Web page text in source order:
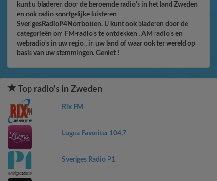
kunt u bladeren door de beroemde radio's in het land Zweden
en ook radio soortgelijke luisteren
SverigesRadioP4Norrbotten. U kunt ook bladeren door de
categorieën om FM-radio's te ontdekken , AM radio's en
webradio's in uw regio , in uw land of waar ook ter wereld op
basis van uw stemmingen. Geniet !
Top radio's in Zweden
Rix FM
Lugna Favoriter 104,7
Sveriges Radio P1